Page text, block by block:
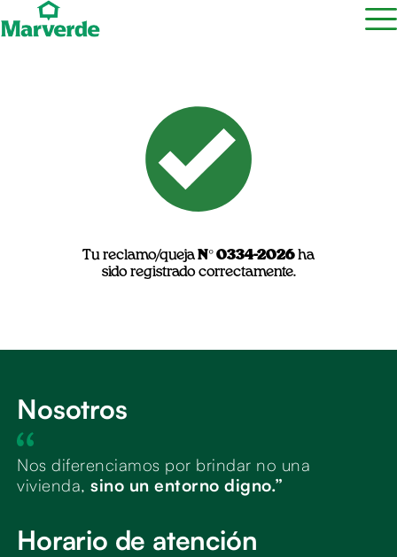
Tu reclamo/quejaN° 0334-2026 ha
sido registrado correctamente.
Nosotros
Nos diferenciamos por brindar no una
vivienda,sino un entorno digno.”
Horario de atención